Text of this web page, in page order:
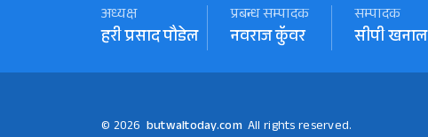
अध्यक्ष
हरी प्रसाद पौडेल
प्रबन्ध सम्पादक
नवराज कॅुवर
सम्पादक
सीपी खनाल
© 2026 butwaltoday.com All rights reserved.